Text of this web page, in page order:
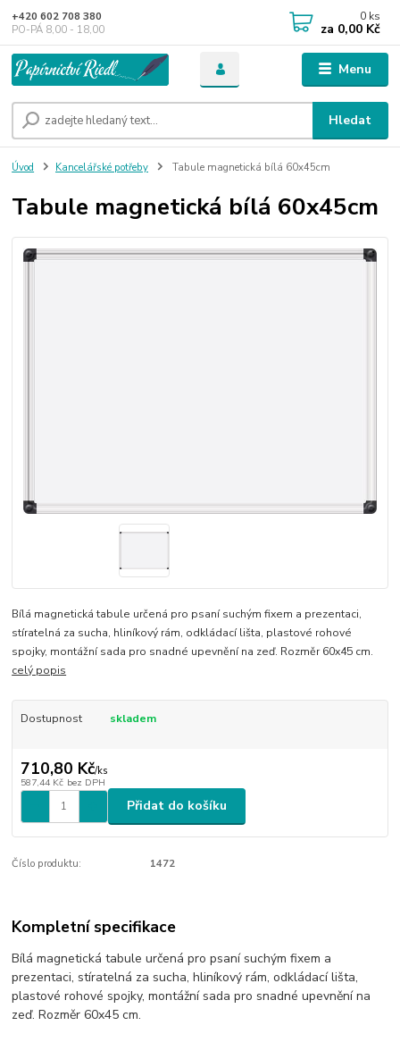
Menu
Hledat
+420 602 708 380
PO-PÁ 8,00 - 18,00
0 ks
za 0,00 Kč
Úvod Kancelářské potřeby Tabule magnetická bílá 60x45cm
Tabule magnetická bílá 60x45cm
Bílá magnetická tabule určená pro psaní suchým fixem a prezentaci,
stíratelná za sucha, hliníkový rám, odkládací lišta, plastové rohové
spojky, montážní sada pro snadné upevnění na zeď. Rozměr 60x45 cm.
celý popis
Dostupnost skladem
710,80 Kč/ks
587,44 Kč bez DPH
Přidat do košíku
Číslo produktu: 1472
Kompletní specifikace
Bílá magnetická tabule určená pro psaní suchým fixem a
prezentaci, stíratelná za sucha, hliníkový rám, odkládací lišta,
plastové rohové spojky, montážní sada pro snadné upevnění na
zeď. Rozměr 60x45 cm.